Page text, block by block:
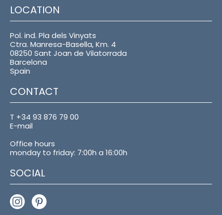
LOCATION
Pol. ind. Pla dels Vinyats
Ctra. Manresa-Basella, Km. 4
08250 Sant Joan de Vilatorrada
Barcelona
Spain
CONTACT
T +34 93 876 79 00
E-mail
Office hours
monday to friday: 7:00h a 16:00h
SOCIAL